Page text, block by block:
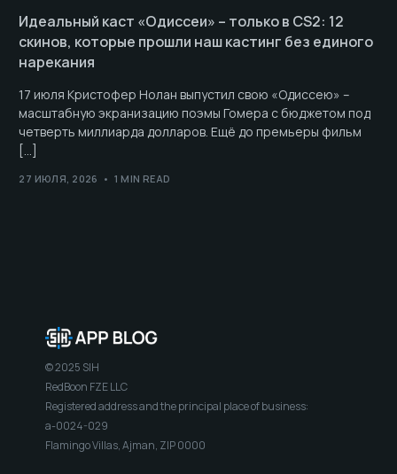
Идеальный каст «Одиссеи» – только в CS2: 12
скинов, которые прошли наш кастинг без единого
нарекания
17 июля Кристофер Нолан выпустил свою «Одиссею» –
масштабную экранизацию поэмы Гомера с бюджетом под
четверть миллиарда долларов. Ещё до премьеры фильм
[…]
27 ИЮЛЯ, 2026 1 MIN READ
© 2025 SIH
RedBoon FZE LLC
Registered address and the principal place of business:
a-0024-029
Flamingo Villas, Ajman, ZIP 0000
Install SIH